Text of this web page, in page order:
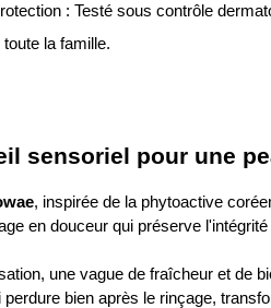
: Testé sous contrôle
la famille.
sensoriel pour une
, inspirée de la phytoactive
en douceur qui préserve
une vague de fraîcheur et de
bien après le rinçage,